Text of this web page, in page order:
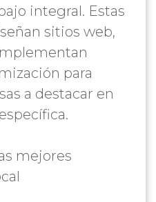
integral. Estas
sitios web,
para
a destacar en
mejores